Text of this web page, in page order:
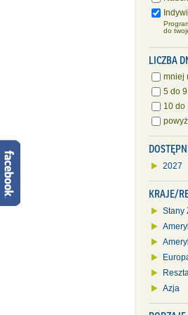
do
LICZBA
mniej
5 do 9
10 do
2027
KRAJE/
Stany
Azja